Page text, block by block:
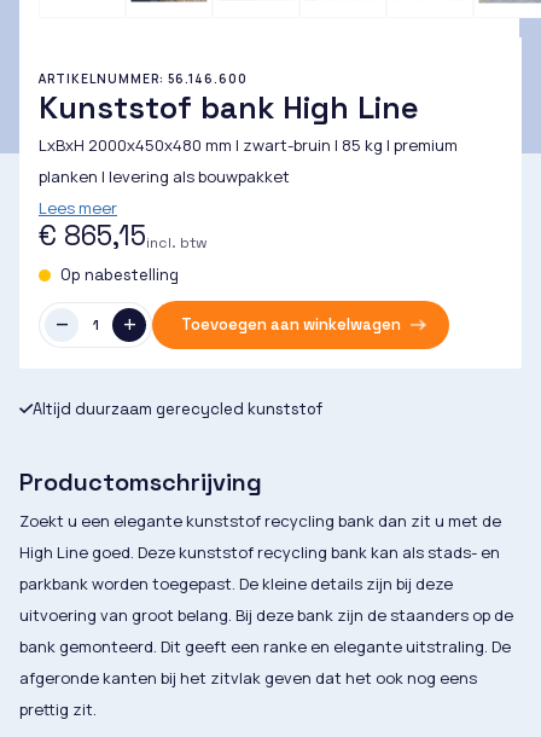
ARTIKELNUMMER: 56.146.600
Kunststof bank High Line
LxBxH 2000x450x480 mm | zwart-bruin | 85 kg | premium
planken | levering als bouwpakket
Lees meer
€ 865,15incl. btw
Op nabestelling
Toevoegen aan winkelwagen
Altijd duurzaam gerecycled kunststof
Productomschrijving
Zoekt u een elegante kunststof recycling bank dan zit u met de
High Line goed. Deze kunststof recycling bank kan als stads- en
parkbank worden toegepast. De kleine details zijn bij deze
uitvoering van groot belang. Bij deze bank zijn de staanders op de
bank gemonteerd. Dit geeft een ranke en elegante uitstraling. De
afgeronde kanten bij het zitvlak geven dat het ook nog eens
prettig zit.